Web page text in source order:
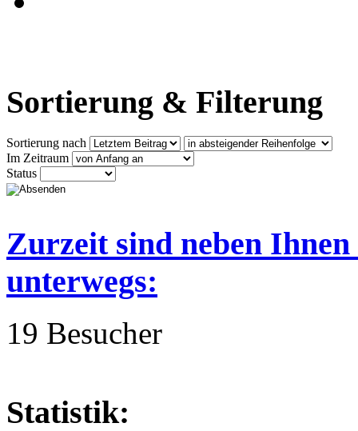
Sortierung & Filterung
Sortierung nach
Im Zeitraum
Status
Zurzeit sind neben
unterwegs:
19 Besucher
Statistik: